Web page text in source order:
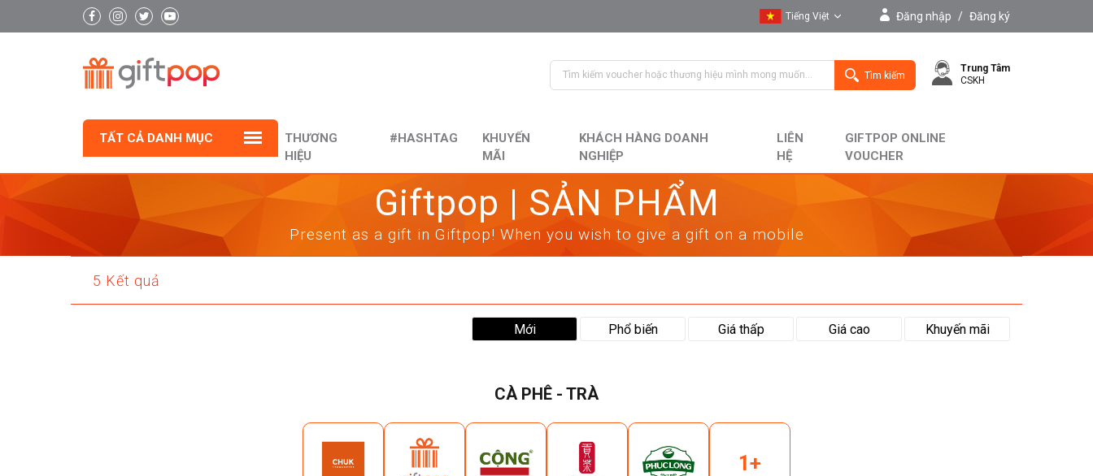
Tiếng Việt
English
Đăng nhập / Đăng ký
Tìm kiếm
Trung Tâm
CSKH
TẤT CẢ DANH MỤC
THƯƠNG
HIỆU
#HASHTAG
KHUYẾN
MÃI
KHÁCH HÀNG DOANH
NGHIỆP
LIÊN
HỆ
GIFTPOP ONLINE
VOUCHER
Giftpop | SẢN PHẨM
Present as a gift in Giftpop! When you wish to give a gift on a mobile
5 Kết quả
Mới Phổ biến Giá thấp Giá cao Khuyến mãi
CÀ PHÊ - TRÀ
1+